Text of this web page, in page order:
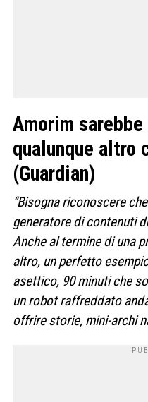
Amorim
qualunque altro
(Guardian)
“Bisogna riconoscere
generatore di contenuti
Anche al termine di una
altro, un perfetto
asettico, 90 minuti che
un robot raffreddato
offrire storie, mini-archi